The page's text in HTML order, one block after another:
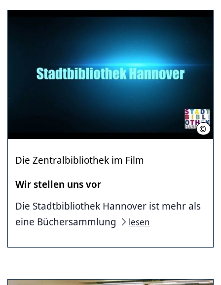
©
Die Zentralbibliothek im Film
Wir stellen uns vor
Die Stadtbibliothek Hannover ist mehr als
eine Büchersammlung
lesen